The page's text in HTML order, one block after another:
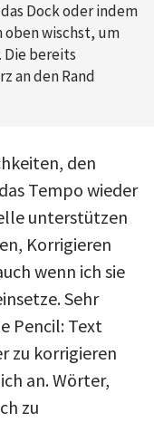
Dock oder indem
wischst, um
bereits
an den Rand
den
Tempo wieder
unterstützen
Korrigieren
wenn ich sie
Sehr
Pencil: Text
zu korrigieren
an. Wörter,
zu